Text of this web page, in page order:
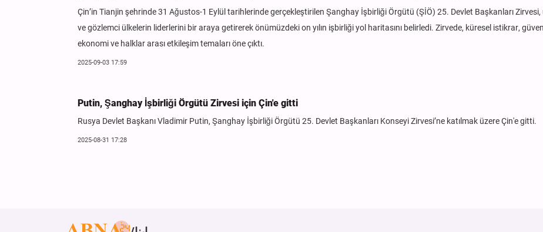
Çin’in Tianjin şehrinde 31 Ağustos-1 Eylül tarihlerinde gerçekleştirilen Şanghay İşbirliği Örgütü (ŞİÖ) 25. Devlet Başkanları Zirvesi,
ve gözlemci ülkelerin liderlerini bir araya getirerek önümüzdeki on yılın işbirliği yol haritasını belirledi. Zirvede, küresel istikrar,
ekonomi ve halklar arası etkileşim temaları öne çıktı.
2025-09-03 17:59
Putin, Şanghay İşbirliği Örgütü Zirvesi için Çin'e gitti
Rusya Devlet Başkanı Vladimir Putin, Şanghay İşbirliği Örgütü 25. Devlet Başkanları Konseyi Zirvesi’ne katılmak üzere Çin'e gitti.
2025-08-31 17:28